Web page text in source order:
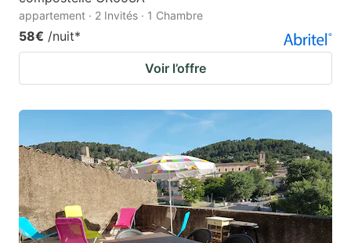
appartement · 2 Invités · 1 Chambre
58€ /nuit*
Voir l’offre